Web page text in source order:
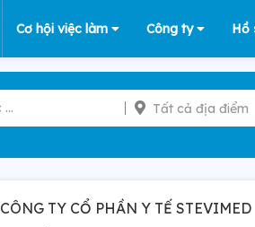
Cơ hội việc làm Công ty Hồ
Tất cả địa điểm
CÔNG TY CỔ PHẦN Y TẾ STEVIMED